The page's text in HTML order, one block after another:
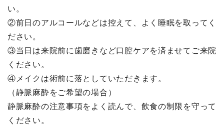
い。
②前日のアルコールなどは控えて、よく睡眠を取ってく
ださい。
③当日は来院前に歯磨きなど口腔ケアを済ませてご来院
ください。
④メイクは術前に落としていただきます。
（静脈麻酔をご希望の場合）
静脈麻酔の注意事項をよく読んで、飲食の制限を守って
ください。